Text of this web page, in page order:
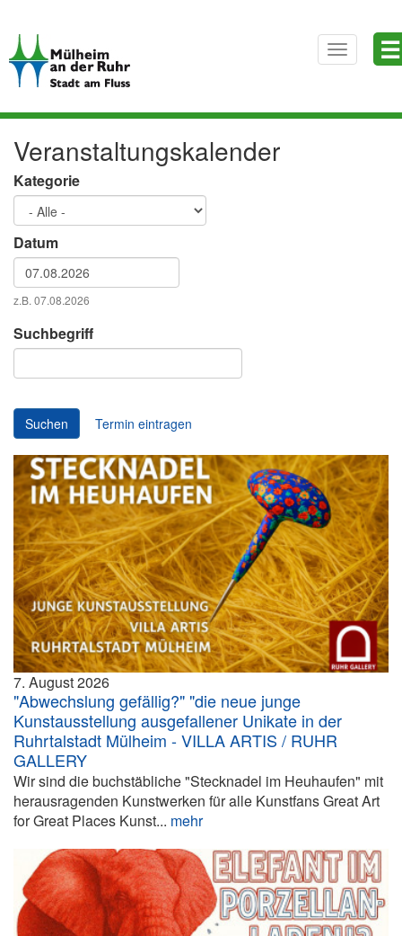
zum
Inhalt
Toggle
navigation
☰
Veranstaltungskalender
Kategorie
Datum
Datum
z.B. 07.08.2026
Datum
Suchbegriff
Suchen Termin eintragen
7. August 2026
"Abwechslung gefällig?" "die neue junge
Kunstausstellung ausgefallener Unikate in der
Ruhrtalstadt Mülheim - VILLA ARTIS / RUHR
GALLERY
Wir sind die buchstäbliche "Stecknadel im Heuhaufen" mit
herausragenden Kunstwerken für alle Kunstfans Great Art
for Great Places Kunst... mehr